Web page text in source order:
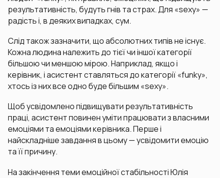
результативність, будуть гнів та страх. Для «sexy» —
радість і, в деяких випадках, сум.
Слід також зазначити, що абсолютних типів не існує.
Кожна людина належить до тієї чи іншої категорії
більшою чи меншою мірою. Наприклад, якщо і
керівник, і асистент ставляться до категорії «funky»,
хтось із них все одно буде більшим «sexy».
Щоб усвідомлено підвищувати результативність
праці, асистент повинен уміти працювати з власними
емоціями та емоціями керівника. Перше і
найскладніше завдання в цьому — усвідомити емоцію
та її причину.
На закінчення теми емоційної стабільності Юлія